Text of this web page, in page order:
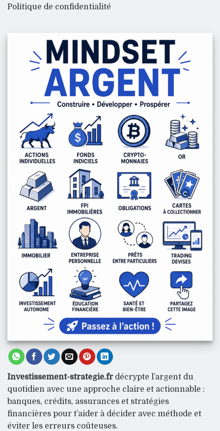
Politique de confidentialité
Investissement-strategie.fr décrypte l’argent du
quotidien avec une approche claire et actionnable :
banques, crédits, assurances et stratégies
financières pour t’aider à décider avec méthode et
éviter les erreurs coûteuses.